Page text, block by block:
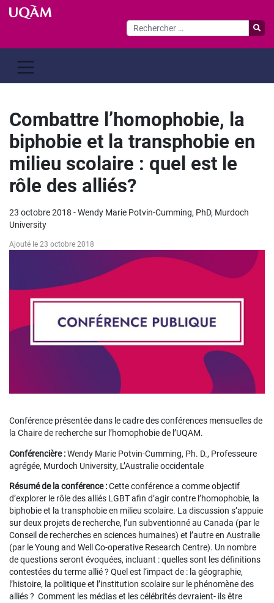
Passer
Combattre l’homophobie, la
biphobie et la transphobie en
milieu scolaire : quel est le
rôle des alliés?
23 octobre 2018 - Wendy Marie Potvin-Cumming, PhD, Murdoch
University
Ajouté le 23 octobre 2018
Conférence présentée dans le cadre des conférences mensuelles de
la Chaire de recherche sur l’homophobie de l’UQAM.
Conférencière :Wendy Marie Potvin-Cumming, Ph. D., Professeure
agrégée, Murdoch University, L’Australie occidentale
Résumé de la conférence :Cette conférence a comme objectif
d’explorer le rôle des alliés LGBT afin d’agir contre l’homophobie, la
biphobie et la transphobie en milieu scolaire. La discussion s’appuie
sur deux projets de recherche, l’un subventionné au Canada (par le
Conseil de recherches en sciences humaines) et l’autre en Australie
(par le Young and Well Co-operative Research Centre). Un nombre
de questions seront évoquées, incluant : quelles sont les définitions
contestées du terme allié ? Quel est l‘impact de : la géographie,
l’histoire, la politique et l’institution scolaire sur le phénomène des
alliés ? Comment les médias et les célébrités devraient- ils être